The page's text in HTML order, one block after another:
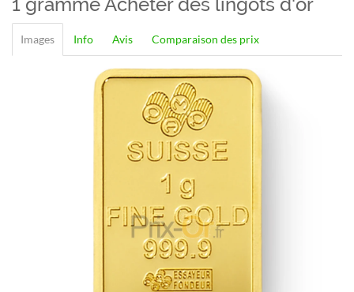
Images Info Avis Comparaison des prix